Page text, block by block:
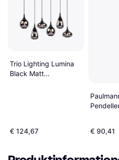
Trio Lighting Lumina
Black Matt
€ 124,67
€ 90,41